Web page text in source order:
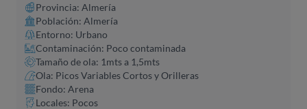
Provincia: Almería
Población: Almería
Entorno: Urbano
Contaminación: Poco contaminada
Tamaño de ola: 1mts a 1,5mts
Ola: Picos Variables Cortos y Orilleras
Fondo: Arena
Locales: Pocos